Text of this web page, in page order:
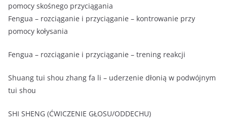
pomocy skośnego przyciągania
Fengua – rozciąganie i przyciąganie – kontrowanie przy
pomocy kołysania
Fengua – rozciąganie i przyciąganie – trening reakcji
Shuang tui shou zhang fa li – uderzenie dłonią w podwójnym
tui shou
SHI SHENG (ĆWICZENIE GŁOSU/ODDECHU)